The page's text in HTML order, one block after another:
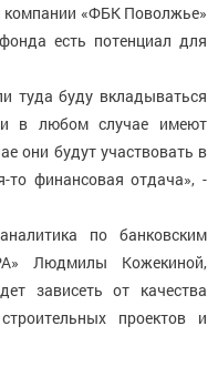
компании «ФБК Поволжье»
есть потенциал для
туда буду вкладываться
в любом случае имеют
они будут участвовать в
то финансовая отдача», -
по банковским
Людмилы Кожекиной,
зависеть от качества
проектов и